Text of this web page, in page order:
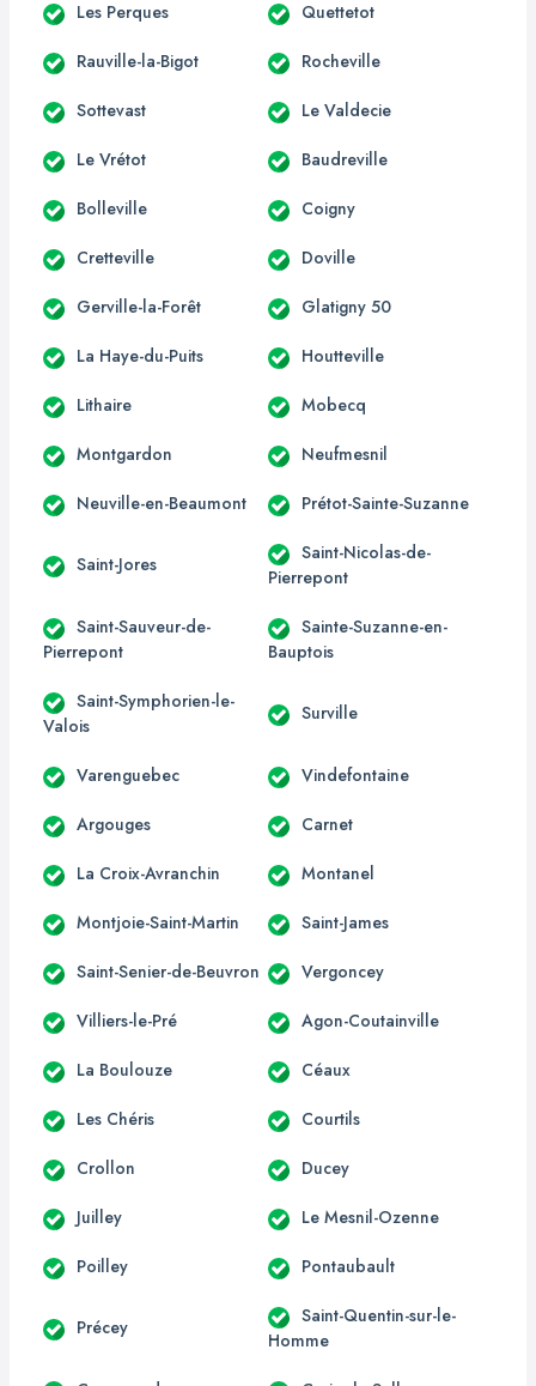
Les Perques Quettetot
Rauville-la-Bigot Rocheville
Sottevast Le Valdecie
Le Vrétot Baudreville
Bolleville Coigny
Cretteville Doville
Gerville-la-Forêt Glatigny 50
La Haye-du-Puits Houtteville
Lithaire Mobecq
Montgardon Neufmesnil
Neuville-en-Beaumont Prétot-Sainte-Suzanne
Saint-Jores
Saint-Nicolas-de-
Pierrepont
Saint-Sauveur-de-
Pierrepont
Sainte-Suzanne-en-
Bauptois
Saint-Symphorien-le-
Valois
Surville
Varenguebec Vindefontaine
Argouges Carnet
La Croix-Avranchin Montanel
Montjoie-Saint-Martin Saint-James
Saint-Senier-de-Beuvron Vergoncey
Villiers-le-Pré Agon-Coutainville
La Boulouze Céaux
Les Chéris Courtils
Crollon Ducey
Juilley Le Mesnil-Ozenne
Poilley Pontaubault
Précey
Saint-Quentin-sur-le-
Homme